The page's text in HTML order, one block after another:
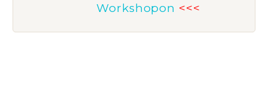
Workshopon <<<